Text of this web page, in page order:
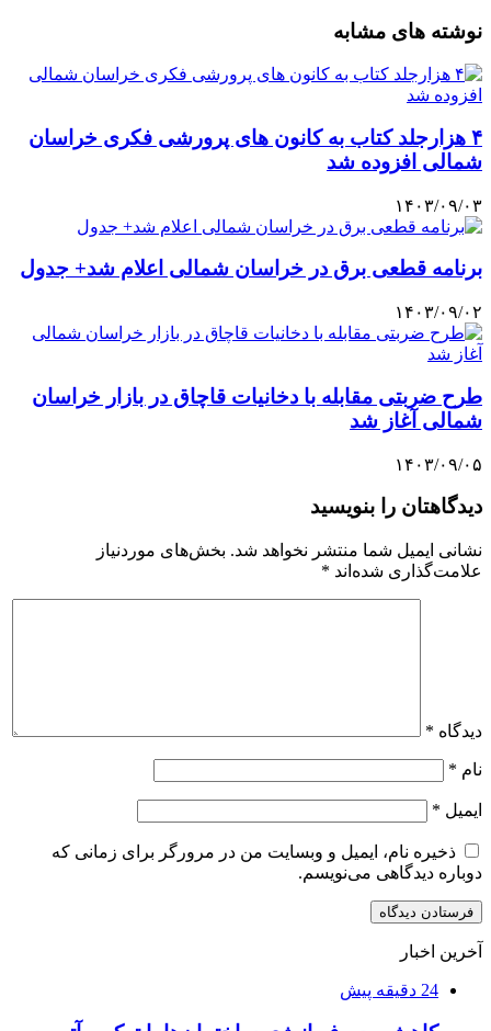
نوشته های مشابه
۴ هزارجلد کتاب به کانون های پرورشی فکری خراسان
شمالی افزوده شد
۱۴۰۳/۰۹/۰۳
برنامه قطعی برق در خراسان شمالی اعلام شد+ جدول
۱۴۰۳/۰۹/۰۲
طرح ضربتی مقابله با دخانیات قاچاق در بازار خراسان
شمالی آغاز شد
۱۴۰۳/۰۹/۰۵
دیدگاهتان را بنویسید
نشانی ایمیل شما منتشر نخواهد شد. بخش‌های موردنیاز
علامت‌گذاری شده‌اند *
دیدگاه *
نام *
ایمیل *
ذخیره نام، ایمیل و وبسایت من در مرورگر برای زمانی که
دوباره دیدگاهی می‌نویسم.
آخرین اخبار
24 دقیقه پیش